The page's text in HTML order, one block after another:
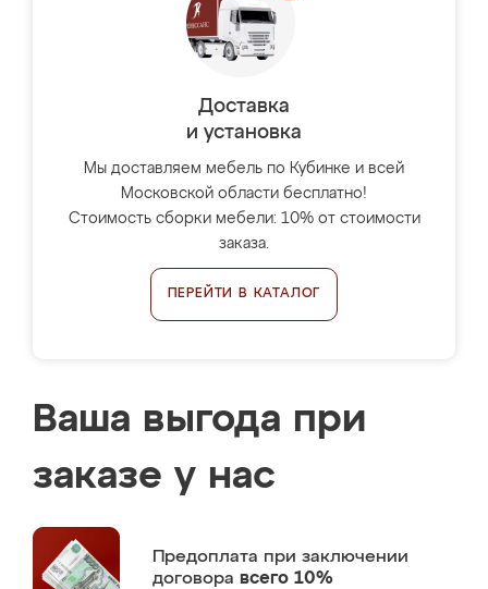
Доставка
и установка
Мы доставляем мебель по Кубинке и всей
Московской области бесплатно!
Стоимость сборки мебели: 10% от стоимости
заказа.
ПЕРЕЙТИ В КАТАЛОГ
Ваша выгода при
заказе у нас
Предоплата при заключении
договора всего 10%